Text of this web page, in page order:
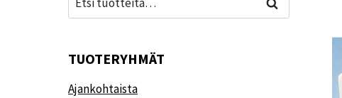
TUOTERYHMÄT
Ajankohtaista